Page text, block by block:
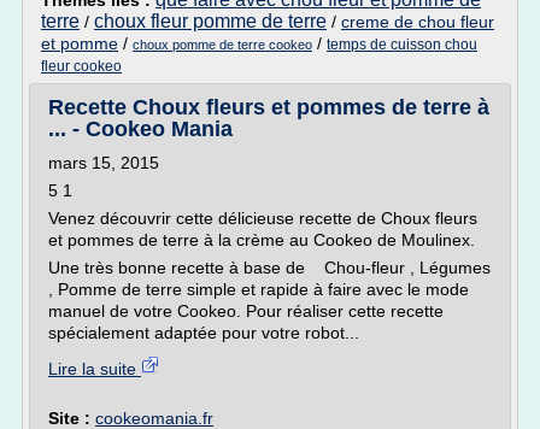
terre / choux fleur pomme de terre / creme de chou fleur
et pomme / choux pomme de terre cookeo / temps de cuisson chou
fleur cookeo
Recette Choux fleurs et pommes de terre à
... - Cookeo Mania
mars 15, 2015
5 1
Venez découvrir cette délicieuse recette de Choux fleurs
et pommes de terre à la crème au Cookeo de Moulinex.
Une très bonne recette à base de Chou-fleur , Légumes
, Pomme de terre simple et rapide à faire avec le mode
manuel de votre Cookeo. Pour réaliser cette recette
spécialement adaptée pour votre robot...
Lire la suite
Site : cookeomania.fr